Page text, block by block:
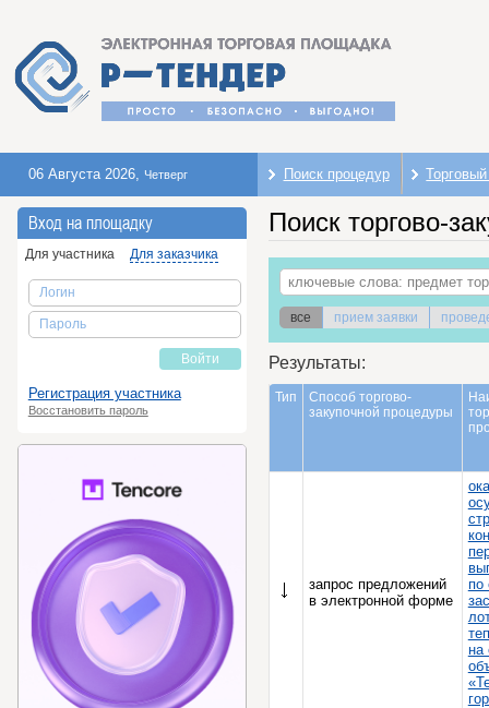
06 Августа 2026, Четверг Поиск процедур
Вход на площадку
Для участника Для заказчика
Логин
Пароль
Войти
Регистрация участника
Восстановить пароль
Поиск торгово-
все прием заявки
Результаты:
Тип
Способ торгово-
закупочной процедуры
запрос предложений
в электронной форме
по
на